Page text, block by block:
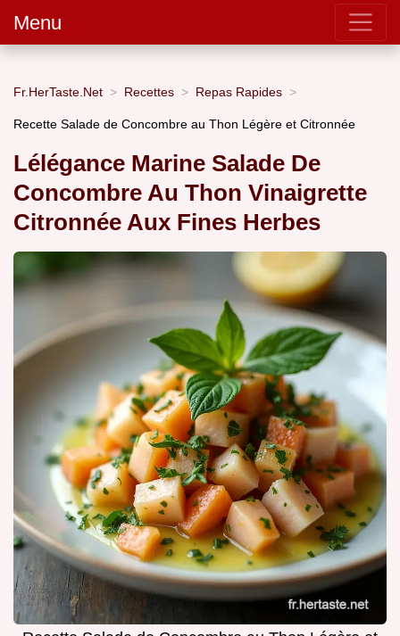
Menu
Fr.HerTaste.Net Recettes Repas Rapides
Recette Salade de Concombre au Thon Légère et Citronnée
Lélégance Marine Salade De
Concombre Au Thon Vinaigrette
Citronnée Aux Fines Herbes